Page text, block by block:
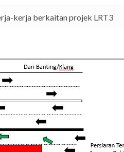
kerja berkaitan projek LRT3